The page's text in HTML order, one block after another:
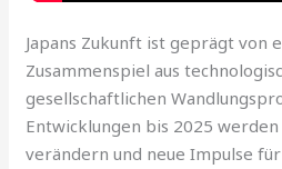
Japans Zukunft ist geprägt von
Zusammenspiel aus
gesellschaftlichen
Entwicklungen bis 2025 werden
verändern und neue Impulse